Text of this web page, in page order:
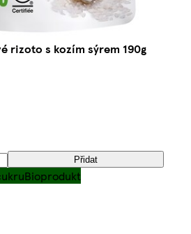
rizoto s kozím sýrem 190g
Přidat
Bioprodukt